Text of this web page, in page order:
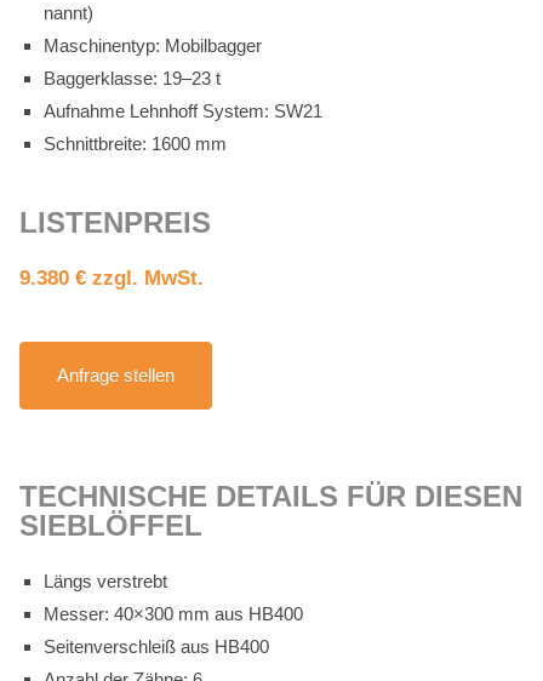
nannt)
Ma­schi­nen­typ: Mo­bil­bag­ger
Bag­ger­klas­se: 19–23 t
Auf­nah­me Lehn­hoff Sys­tem: SW21
Schnitt­brei­te: 1600 mm
LIS­TEN­PREIS
9.380 € zzgl. MwSt.
An­fra­ge stel­len
TECH­NI­SCHE DE­TAILS FÜR DIE­SEN
SIEB­LÖF­FEL
Längs ver­strebt
Mes­ser: 40×300 mm aus HB400
Sei­ten­ver­schleiß aus HB400